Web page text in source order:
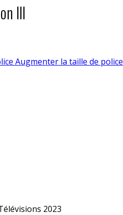
III
Augmenter la taille de police
2023